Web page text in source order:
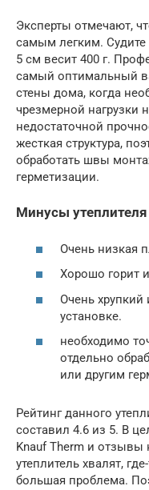
Эксперты отмечают,
самым легким. Судите
5 см весит 400 г.
самый оптимальный
стены дома, когда
чрезмерной нагрузки
недостаточной
жесткая структура,
обработать швы
герметизации.
Минусы
Очень низкая
Хорошо горит
Очень хрупкий
установке.
необходимо
отдельно
или другим
Рейтинг данного
составил 4.6 из 5. В
Knauf Therm и отзывы
утеплитель хвалят,
большая проблема.